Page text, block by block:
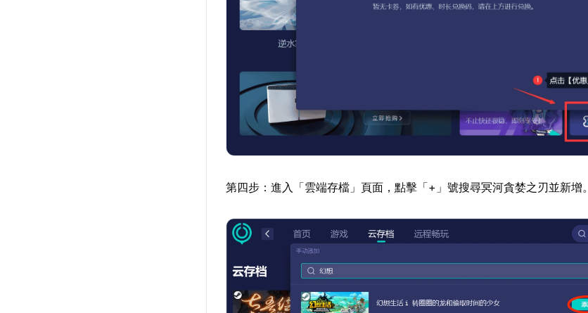
第四步：進入「雲端存檔」頁面，點擊「+」號搜尋冥河貪婪之刃並新增。